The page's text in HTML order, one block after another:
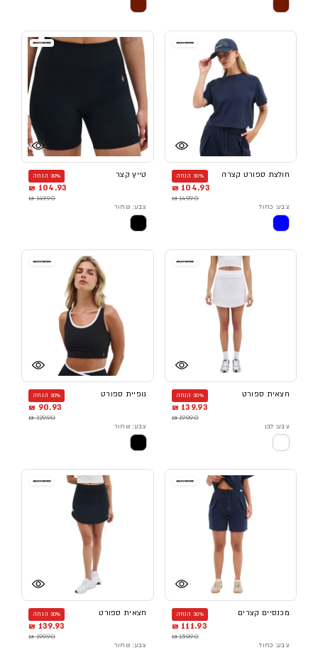
חולצת ספורט קצרה 30% הנחה
104.93 ₪
149.90 ₪
צבע: כחול
טייץ קצר 30% הנחה
104.93 ₪
149.90 ₪
צבע: שחור
חצאית ספורט 30% הנחה
139.93 ₪
199.90 ₪
צבע: לבן
גופיית ספורט 30% הנחה
90.93 ₪
129.90 ₪
צבע: שחור
מכנסיים קצרים 30% הנחה
111.93 ₪
159.90 ₪
צבע: כחול
חצאית ספורט 30% הנחה
139.93 ₪
199.90 ₪
צבע: שחור